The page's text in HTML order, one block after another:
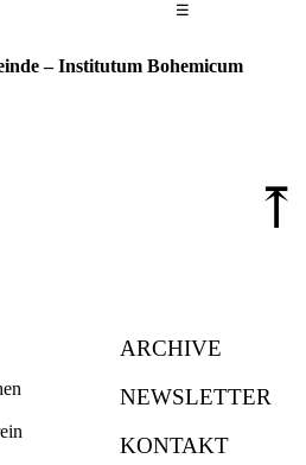
Das
☰
– Institutum Bohemicum
⤒
ARCHIVE
NEWSLETTER
KONTAKT